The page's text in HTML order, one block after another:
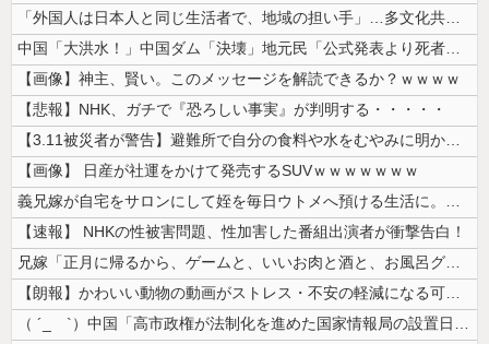
「外国人は日本人と同じ生活者で、地域の担い手」…多文化共生実現への提言...
中国「大洪水！」中国ダム「決壊」地元民「公式発表より死者多い！」中国政...
【画像】神主、賢い。このメッセージを解読できるか？ｗｗｗｗ
【悲報】NHK、ガチで『恐ろしい事実』が判明する・・・・・
【3.11被災者が警告】避難所で自分の食料や水をむやみに明かしてはいけ...
【画像】 日産が社運をかけて発売するSUVｗｗｗｗｗｗｗ
義兄嫁が自宅をサロンにして姪を毎日ウトメへ預ける生活に。数年後、そのツ...
【速報】 NHKの性被害問題、性加害した番組出演者が衝撃告白！
兄嫁「正月に帰るから、ゲームと、いいお肉と酒と、お風呂グッズの準備しと...
【朗報】かわいい動物の動画がストレス・不安の軽減になる可能性。英大学の...
（ ´_ゝ`）中国「高市政権が法制化を進めた国家情報局の設置日が7月3...